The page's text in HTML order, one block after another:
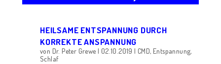
HEILSAME ENTSPANNUNG DURCH
KORREKTE ANSPANNUNG
von Dr. Peter Grewe | 02.10.2019 |CMD,Entspannung,
Schlaf